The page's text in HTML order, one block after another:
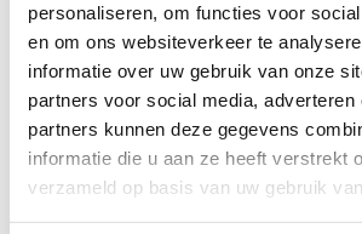
personaliseren, om functies voor
en om ons websiteverkeer te
informatie over uw gebruik van onze
partners voor social media, adverteren
partners kunnen deze gegevens
informatie die u aan ze heeft verstrekt
verzameld op basis van uw gebruik
worden uitgezocht. Een graf op
natuurbegraafplaats wordt niet
eeuwige grafrust. Het is echter
een grafsteen te plaatsen. Ook
overledene niet in een kist